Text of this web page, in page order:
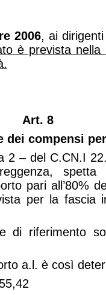
2006, ai
è prevista
Art. 8
dei compensi
2 – del C.CN.I
spetta
pari all’80%
per la fascia
di riferimento
a.l. è così